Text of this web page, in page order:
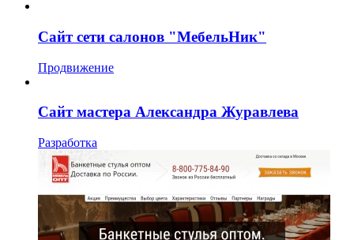
Сайт сети салонов "МебельНик"
Продвижение
Сайт мастера Александра Журавлева
Разработка